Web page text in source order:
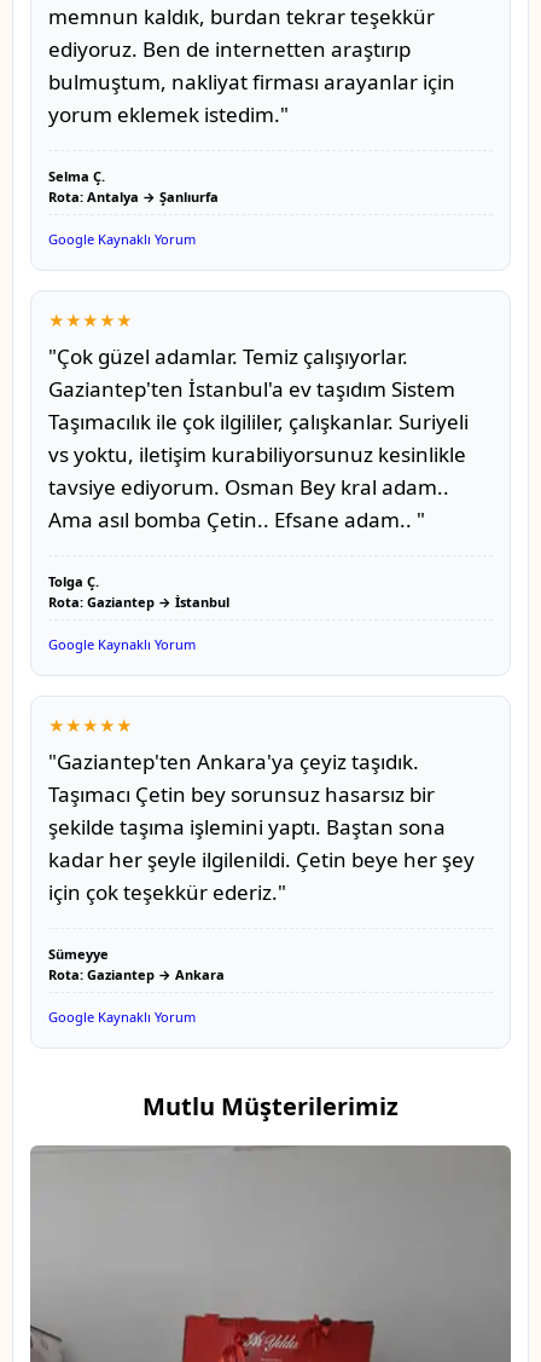
memnun kaldık, burdan tekrar teşekkür
ediyoruz. Ben de internetten araştırıp
bulmuştum, nakliyat firması arayanlar için
yorum eklemek istedim."
Selma Ç.
Rota: Antalya → Şanlıurfa
Google Kaynaklı Yorum
★★★★★
"Çok güzel adamlar. Temiz çalışıyorlar.
Gaziantep'ten İstanbul'a ev taşıdım Sistem
Taşımacılık ile çok ilgililer, çalışkanlar. Suriyeli
vs yoktu, iletişim kurabiliyorsunuz kesinlikle
tavsiye ediyorum. Osman Bey kral adam..
Ama asıl bomba Çetin.. Efsane adam.. "
Tolga Ç.
Rota: Gaziantep → İstanbul
Google Kaynaklı Yorum
★★★★★
"Gaziantep'ten Ankara'ya çeyiz taşıdık.
Taşımacı Çetin bey sorunsuz hasarsız bir
şekilde taşıma işlemini yaptı. Baştan sona
kadar her şeyle ilgilenildi. Çetin beye her şey
için çok teşekkür ederiz."
Sümeyye
Rota: Gaziantep → Ankara
Google Kaynaklı Yorum
Mutlu Müşterilerimiz